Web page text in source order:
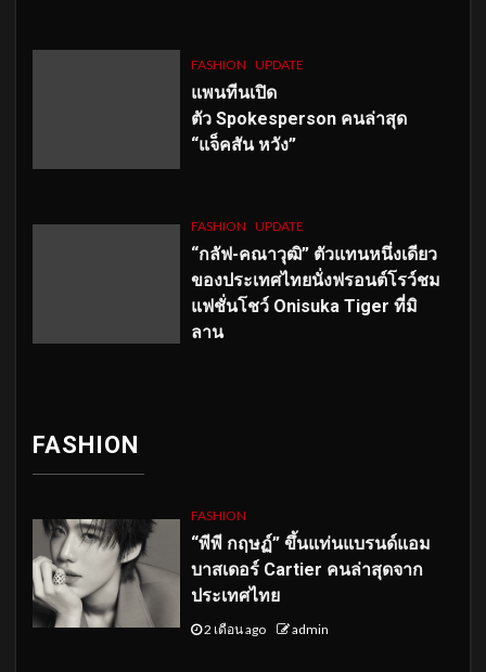
FASHION UPDATE
แพนทีนเปิด
ตัว Spokesperson คนล่าสุด
“แจ็คสัน หวัง”
FASHION UPDATE
“กลัฟ-คณาวุฒิ” ตัวแทนหนึ่งเดียว
ของประเทศไทยนั่งฟรอนต์โรว์ชม
แฟชั่นโชว์ Onisuka Tiger ที่มิ
ลาน
FASHION
FASHION
“พีพี กฤษฏ์” ขึ้นแท่นแบรนด์แอม
บาสเดอร์ Cartier คนล่าสุดจาก
ประเทศไทย
2 เดือน ago admin